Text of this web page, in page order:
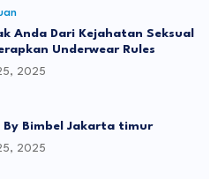
Anda Dari Kejahatan Seksual
Underwear Rules
2025
By Bimbel Jakarta timur
2025